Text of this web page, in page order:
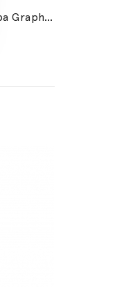
Pastille w182 br1 Vägglampa Graphite Black